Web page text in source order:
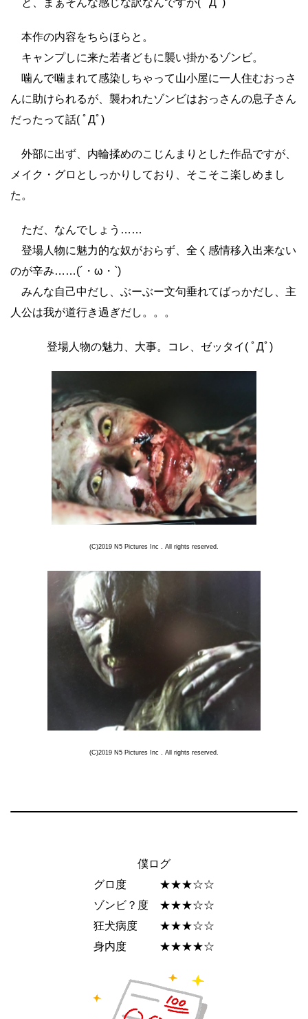
本作の内容をちらほらと。
キャンプしに来た若者どもに襲い掛かるゾンビ。
噛んで噛まれて感染しちゃって山小屋に一人住むおっさ
んに助けられるが、襲われたゾンビはおっさんの息子さん
だったって話( ﾟДﾟ)
外部に出ず、内輪揉めのこじんまりとした作品ですが、
メイク・グロとしっかりしており、そこそこ楽しめまし
た。
ただ、なんでしょう……
登場人物に魅力的な奴がおらず、全く感情移入出来ない
のが辛み……(´・ω・`)
みんな自己中だし、ぶーぶー文句垂れてばっかだし、主
人公は我が道行き過ぎだし。。。
登場人物の魅力、大事。コレ、ゼッタイ( ﾟДﾟ)
(C)2019 N5 Pictures Inc．All rights reserved.
(C)2019 N5 Pictures Inc．All rights reserved.
僕ログ
グロ度 ★★★☆☆
ゾンビ？度 ★★★☆☆
狂犬病度 ★★★☆☆
身内度 ★★★★☆